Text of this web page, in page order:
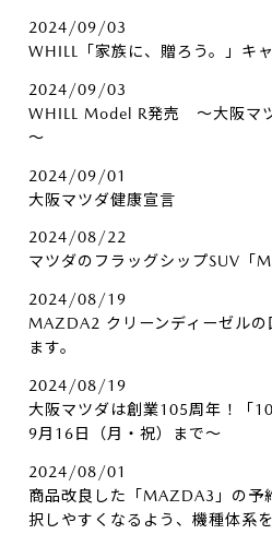
2024/09/03
WHILL「家族に、贈ろう。」キ
2024/09/03
WHILL Model R発売 ～大阪マ
～
2024/09/01
大阪マツダ健康宣言
2024/08/22
マツダのフラッグシップSUV「
2024/08/19
MAZDA2 クリーンディーゼルの
ます。
2024/08/19
大阪マツダは創業105周年！「
9月16日（月・祝）まで～
2024/08/01
商品改良した「MAZDA3」の予
択しやすくなるよう、機種体系